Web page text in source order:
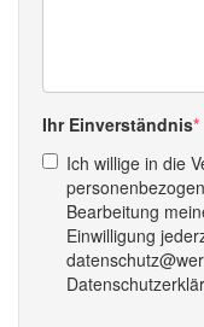
Ihr Einverständnis
Ich willige in die
Bearbeitung
Einwilligung